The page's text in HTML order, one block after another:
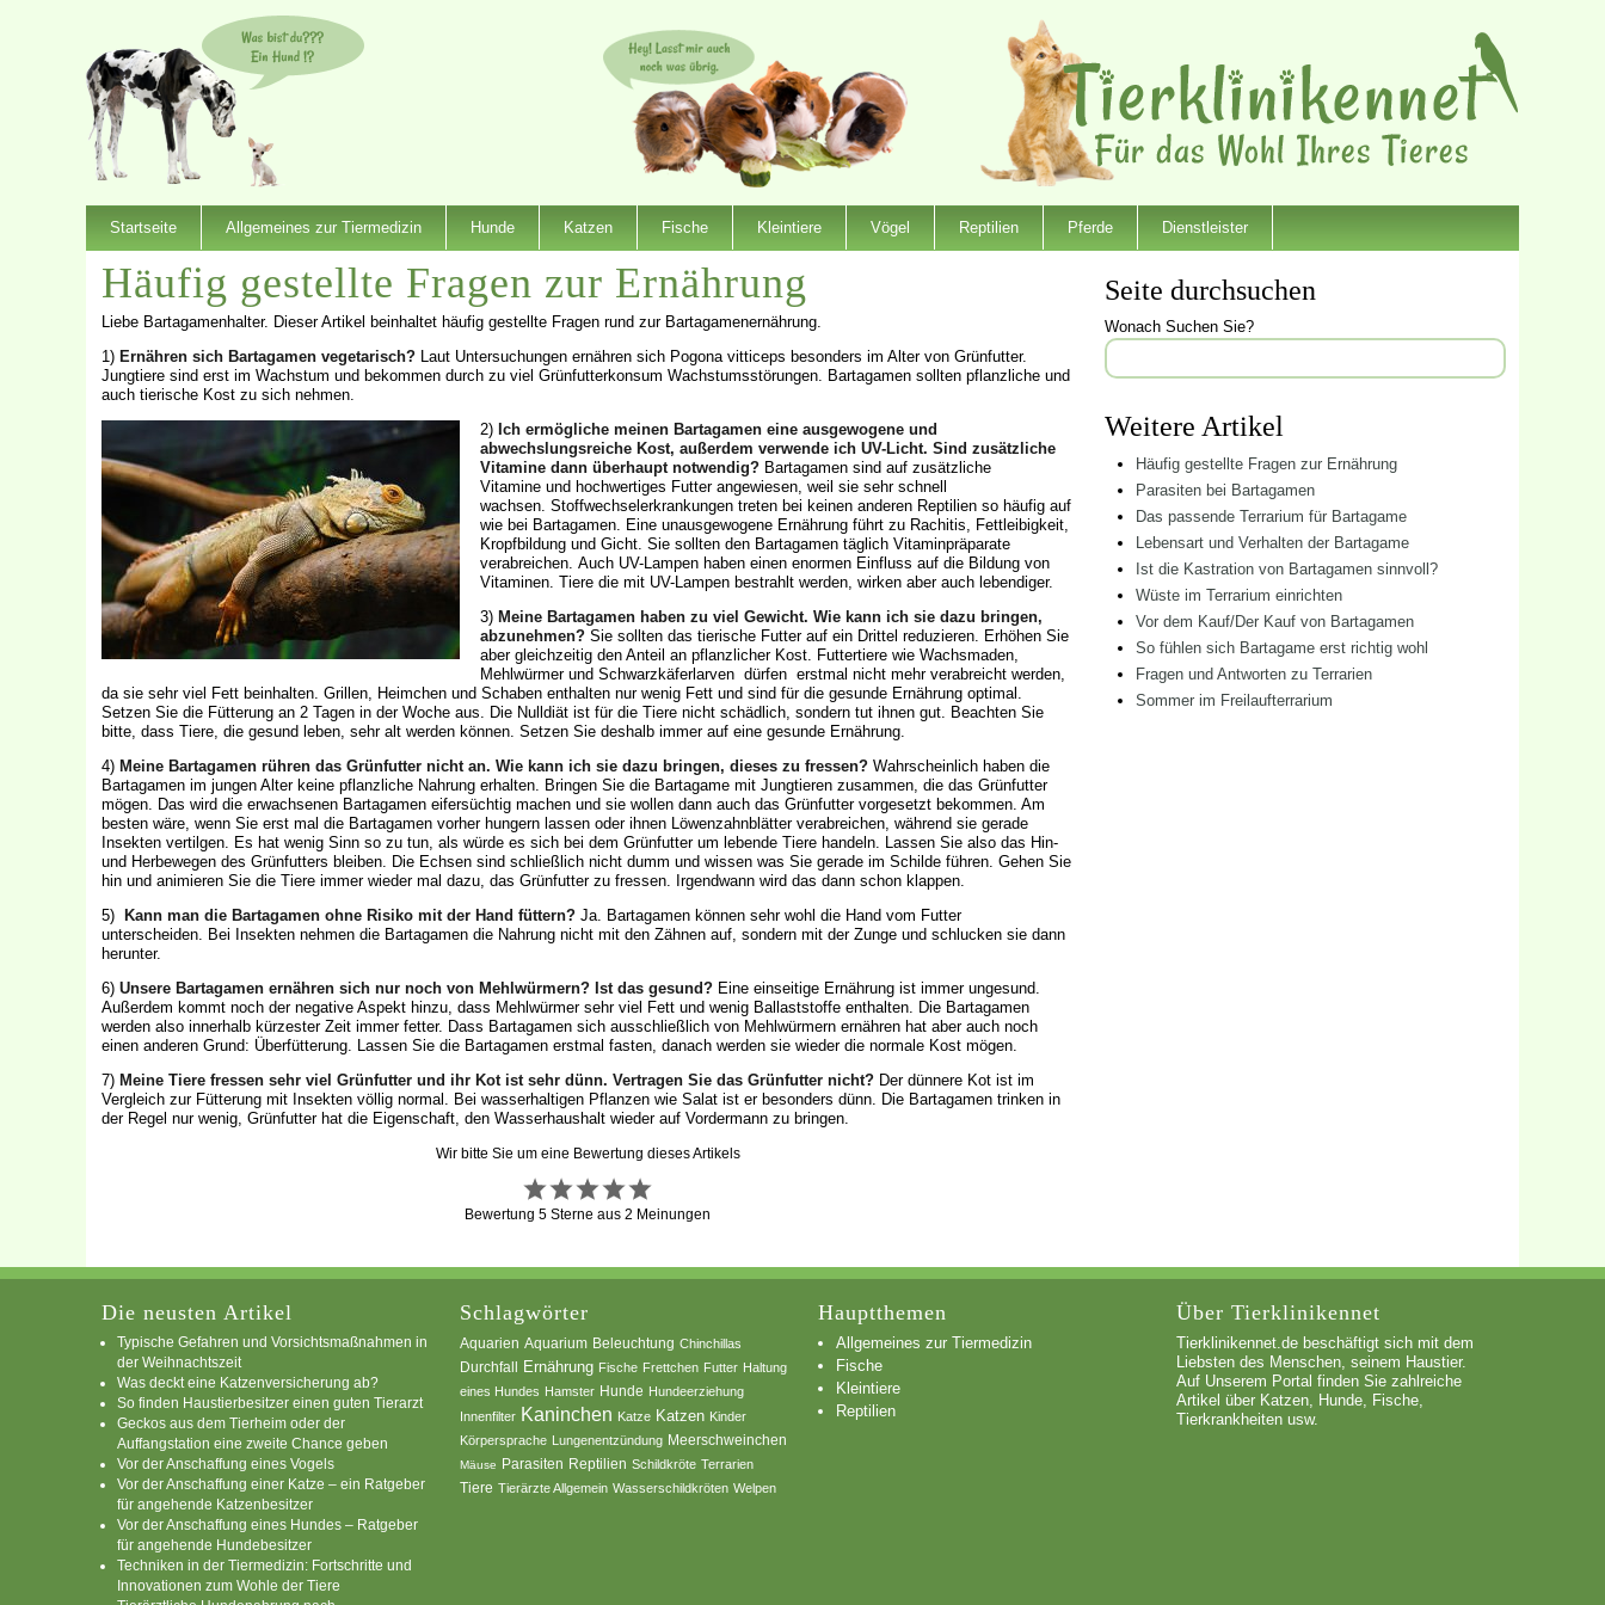
Startseite Allgemeines zur Tiermedizin Hunde Katzen Fische Kleintiere Vögel Reptilien Pferde Dienstleister
Häufig gestellte Fragen zur Ernährung
Liebe Bartagamenhalter. Dieser Artikel beinhaltet häufig gestellte Fragen rund zur Bartagamenernährung.
1) Ernähren sich Bartagamen vegetarisch? Laut Untersuchungen ernähren sich Pogona vitticeps besonders im Alter von Grünfutter.
Jungtiere sind erst im Wachstum und bekommen durch zu viel Grünfutterkonsum Wachstumsstörungen. Bartagamen sollten pflanzliche und
auch tierische Kost zu sich nehmen.
2) Ich ermögliche meinen Bartagamen eine ausgewogene und
abwechslungsreiche Kost, außerdem verwende ich UV-Licht. Sind zusätzliche
Vitamine dann überhaupt notwendig? Bartagamen sind auf zusätzliche
Vitamine und hochwertiges Futter angewiesen, weil sie sehr schnell
wachsen. Stoffwechselerkrankungen treten bei keinen anderen Reptilien so häufig auf
wie bei Bartagamen. Eine unausgewogene Ernährung führt zu Rachitis, Fettleibigkeit,
Kropfbildung und Gicht. Sie sollten den Bartagamen täglich Vitaminpräparate
verabreichen. Auch UV-Lampen haben einen enormen Einfluss auf die Bildung von
Vitaminen. Tiere die mit UV-Lampen bestrahlt werden, wirken aber auch lebendiger.
3) Meine Bartagamen haben zu viel Gewicht. Wie kann ich sie dazu bringen,
abzunehmen? Sie sollten das tierische Futter auf ein Drittel reduzieren. Erhöhen Sie
aber gleichzeitig den Anteil an pflanzlicher Kost. Futtertiere wie Wachsmaden,
Mehlwürmer und Schwarzkäferlarven dürfen erstmal nicht mehr verabreicht werden,
da sie sehr viel Fett beinhalten. Grillen, Heimchen und Schaben enthalten nur wenig Fett und sind für die gesunde Ernährung optimal.
Setzen Sie die Fütterung an 2 Tagen in der Woche aus. Die Nulldiät ist für die Tiere nicht schädlich, sondern tut ihnen gut. Beachten Sie
bitte, dass Tiere, die gesund leben, sehr alt werden können. Setzen Sie deshalb immer auf eine gesunde Ernährung.
4) Meine Bartagamen rühren das Grünfutter nicht an. Wie kann ich sie dazu bringen, dieses zu fressen? Wahrscheinlich haben die
Bartagamen im jungen Alter keine pflanzliche Nahrung erhalten. Bringen Sie die Bartagame mit Jungtieren zusammen, die das Grünfutter
mögen. Das wird die erwachsenen Bartagamen eifersüchtig machen und sie wollen dann auch das Grünfutter vorgesetzt bekommen. Am
besten wäre, wenn Sie erst mal die Bartagamen vorher hungern lassen oder ihnen Löwenzahnblätter verabreichen, während sie gerade
Insekten vertilgen. Es hat wenig Sinn so zu tun, als würde es sich bei dem Grünfutter um lebende Tiere handeln. Lassen Sie also das Hin-
und Herbewegen des Grünfutters bleiben. Die Echsen sind schließlich nicht dumm und wissen was Sie gerade im Schilde führen. Gehen Sie
hin und animieren Sie die Tiere immer wieder mal dazu, das Grünfutter zu fressen. Irgendwann wird das dann schon klappen.
5) Kann man die Bartagamen ohne Risiko mit der Hand füttern? Ja. Bartagamen können sehr wohl die Hand vom Futter
unterscheiden. Bei Insekten nehmen die Bartagamen die Nahrung nicht mit den Zähnen auf, sondern mit der Zunge und schlucken sie dann
herunter.
6) Unsere Bartagamen ernähren sich nur noch von Mehlwürmern? Ist das gesund? Eine einseitige Ernährung ist immer ungesund.
Außerdem kommt noch der negative Aspekt hinzu, dass Mehlwürmer sehr viel Fett und wenig Ballaststoffe enthalten. Die Bartagamen
werden also innerhalb kürzester Zeit immer fetter. Dass Bartagamen sich ausschließlich von Mehlwürmern ernähren hat aber auch noch
einen anderen Grund: Überfütterung. Lassen Sie die Bartagamen erstmal fasten, danach werden sie wieder die normale Kost mögen.
7) Meine Tiere fressen sehr viel Grünfutter und ihr Kot ist sehr dünn. Vertragen Sie das Grünfutter nicht? Der dünnere Kot ist im
Vergleich zur Fütterung mit Insekten völlig normal. Bei wasserhaltigen Pflanzen wie Salat ist er besonders dünn. Die Bartagamen trinken in
der Regel nur wenig, Grünfutter hat die Eigenschaft, den Wasserhaushalt wieder auf Vordermann zu bringen.
Wir bitte Sie um eine Bewertung dieses Artikels
Bewertung 5 Sterne aus 2 Meinungen
Seite durchsuchen
Wonach Suchen Sie?
Weitere Artikel
Häufig gestellte Fragen zur Ernährung
Parasiten bei Bartagamen
Das passende Terrarium für Bartagame
Lebensart und Verhalten der Bartagame
Ist die Kastration von Bartagamen sinnvoll?
Wüste im Terrarium einrichten
Vor dem Kauf/Der Kauf von Bartagamen
So fühlen sich Bartagame erst richtig wohl
Fragen und Antworten zu Terrarien
Sommer im Freilaufterrarium
Die neusten Artikel
Typische Gefahren und Vorsichtsmaßnahmen in
der Weihnachtszeit
Was deckt eine Katzenversicherung ab?
So finden Haustierbesitzer einen guten Tierarzt
Geckos aus dem Tierheim oder der
Auffangstation eine zweite Chance geben
Vor der Anschaffung eines Vogels
Vor der Anschaffung einer Katze – ein Ratgeber
für angehende Katzenbesitzer
Vor der Anschaffung eines Hundes – Ratgeber
für angehende Hundebesitzer
Techniken in der Tiermedizin: Fortschritte und
Innovationen zum Wohle der Tiere
Schlagwörter
Aquarien Aquarium Beleuchtung Chinchillas
Durchfall Ernährung Fische Frettchen Futter Haltung
eines Hundes Hamster Hunde Hundeerziehung
Innenfilter Kaninchen Katze Katzen Kinder
Körpersprache Lungenentzündung Meerschweinchen
Mäuse Parasiten Reptilien Schildkröte Terrarien
Tiere Tierärzte Allgemein Wasserschildkröten Welpen
Hauptthemen
Allgemeines zur Tiermedizin
Fische
Kleintiere
Reptilien
Über Tierklinikennet
Tierklinikennet.de beschäftigt sich mit dem
Liebsten des Menschen, seinem Haustier.
Auf Unserem Portal finden Sie zahlreiche
Artikel über Katzen, Hunde, Fische,
Tierkrankheiten usw.